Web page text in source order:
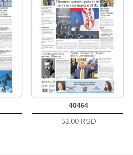
40464
53.00 RSD